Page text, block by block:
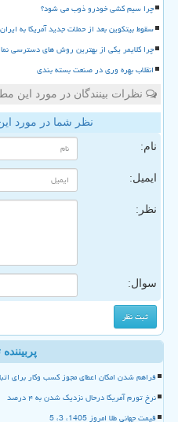
چرا سیم کشی خودرو ذوب می شود؟
سقوط بیتکوین بعد از حملات جدید آمریکا به ایران
چرا کلایمر یکی از بهترین روش های دسترسی
انقلاب بهره وری در صنعت بسته بندی
نظرات بینندگان در مورد این
نظر شما در مورد
نام:
ایمیل:
نظر:
سوال:
فراهم شدن امکان اعطای مجوز کسب وکار برای
نرخ تورم آمریکا درحال نزدیک شدن به ۴ درصد
قیمت جهانی طلا امروز 1405، 3، 5